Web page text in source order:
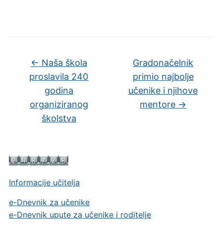
Informacije učitelja
e-Dnevnik za učenike
e-Dnevnik upute za učenike i roditelje
← Naša škola
proslavila 240
godina
organiziranog
školstva
Gradonačelnik
primio najbolje
učenike i njihove
mentore →